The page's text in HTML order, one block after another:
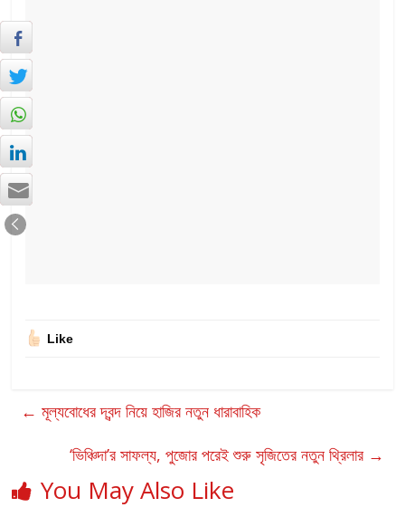
Like
← মূল্যবোধের দ্বন্দ নিয়ে হাজির নতুন ধারাবাহিক
‘ভিঞ্চিদা’র সাফল্য, পুজোর পরেই শুরু সৃজিতের নতুন থ্রিলার →
You May Also Like